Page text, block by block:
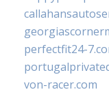
perfectfit24-
von-racer.com